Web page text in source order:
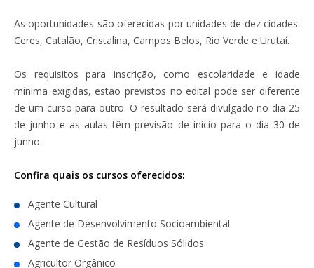
As oportunidades são oferecidas por unidades de dez cidades:
Ceres, Catalão, Cristalina, Campos Belos, Rio Verde e Urutaí.
Os requisitos para inscrição, como escolaridade e idade
mínima exigidas, estão previstos no edital pode ser diferente
de um curso para outro. O resultado será divulgado no dia 25
de junho e as aulas têm previsão de início para o dia 30 de
junho.
Confira quais os cursos oferecidos:
Agente Cultural
Agente de Desenvolvimento Socioambiental
Agente de Gestão de Resíduos Sólidos
Agricultor Orgânico